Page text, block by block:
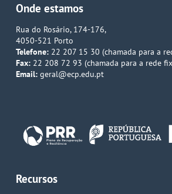
Onde estamos
Rua do Rosário, 174-176,
4050-521 Porto
Telefone:22 207 15 30 (chamada para a
Fax:22 208 72 93 (chamada para a rede
Email: geral@ecp.edu.pt
Recursos